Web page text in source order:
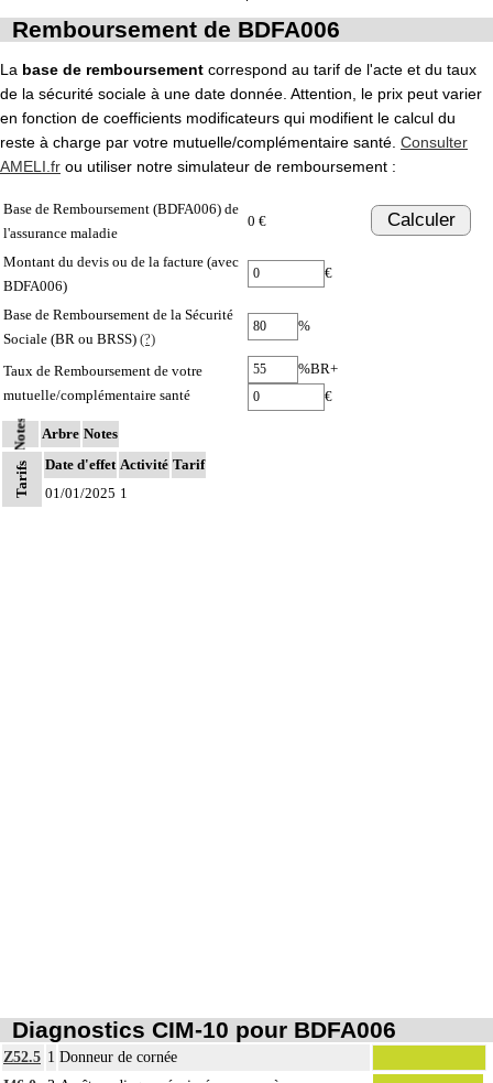
Remboursement de BDFA006
La base de remboursement correspond au tarif de l'acte et du taux
de la sécurité sociale à une date donnée. Attention, le prix peut varier
en fonction de coefficients modificateurs qui modifient le calcul du
reste à charge par votre mutuelle/complémentaire santé. Consulter
AMELI.fr ou utiliser notre simulateur de remboursement :
Base de Remboursement (BDFA006) de
l'assurance maladie
0 € Calculer
Montant du devis ou de la facture (avec
BDFA006)
€
Base de Remboursement de la Sécurité
Sociale (BR ou BRSS) (?)
%
Taux de Remboursement de votre
mutuelle/complémentaire santé
%BR+
€
Notes Arbre Notes
Tarifs Date d'effet Activité Tarif
01/01/2025 1
Diagnostics CIM-10 pour BDFA006
Z52.5 1 Donneur de cornée